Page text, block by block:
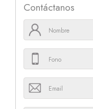
Contáctanos